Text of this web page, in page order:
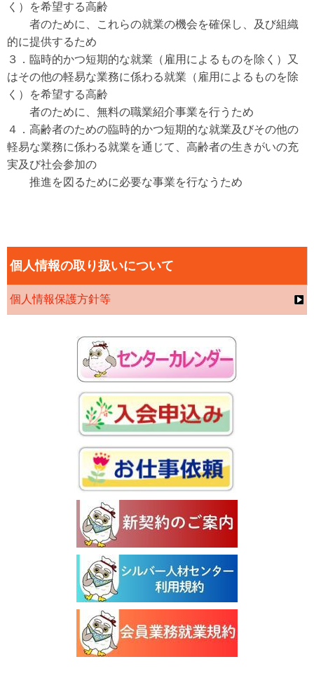
く）を希望する高齢
者のために、これらの就業の機会を確保し、及び組織
的に提供するため
３．臨時的かつ短期的な就業（雇用によるものを除く）又
はその他の軽易な業務に係わる就業（雇用によるものを除
く）を希望する高齢
者のために、無料の職業紹介事業を行うため
４．高齢者のための臨時的かつ短期的な就業及びその他の
軽易な業務に係わる就業を通じて、高齢者の生きがいの充
実及び社会参加の
推進を図るために必要な事業を行なうため
個人情報の取り扱いについて
個人情報保護方針等